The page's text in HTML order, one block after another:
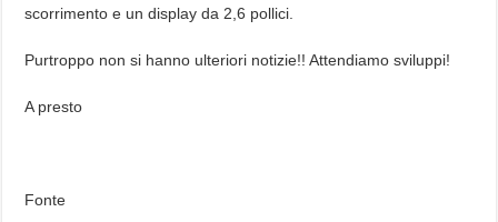
scorrimento e un display da 2,6 pollici.
Purtroppo non si hanno ulteriori notizie!! Attendiamo sviluppi!
A presto
Fonte